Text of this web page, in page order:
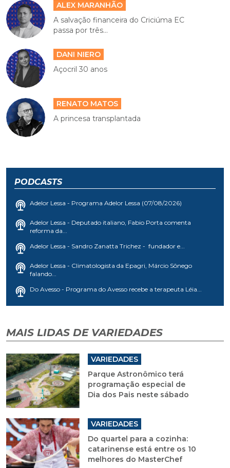
ALEX MARANHÃO
A salvação financeira do Criciúma EC
passa por três...
DANI NIERO
Açocril 30 anos
RENATO MATOS
A princesa transplantada
PODCASTS
Adelor Lessa - Programa Adelor Lessa (07/08/2026)
Adelor Lessa - Deputado italiano, Fabio Porta comenta
reforma da...
Adelor Lessa - Sandro Zanatta Trichez - fundador e...
Adelor Lessa - Climatologista da Epagri, Márcio Sônego
falando...
Do Avesso - Programa do Avesso recebe a terapeuta Léia...
MAIS LIDAS DE VARIEDADES
VARIEDADES
Parque Astronômico terá
programação especial de
Dia dos Pais neste sábado
VARIEDADES
Do quartel para a cozinha:
catarinense está entre os 10
melhores do MasterChef